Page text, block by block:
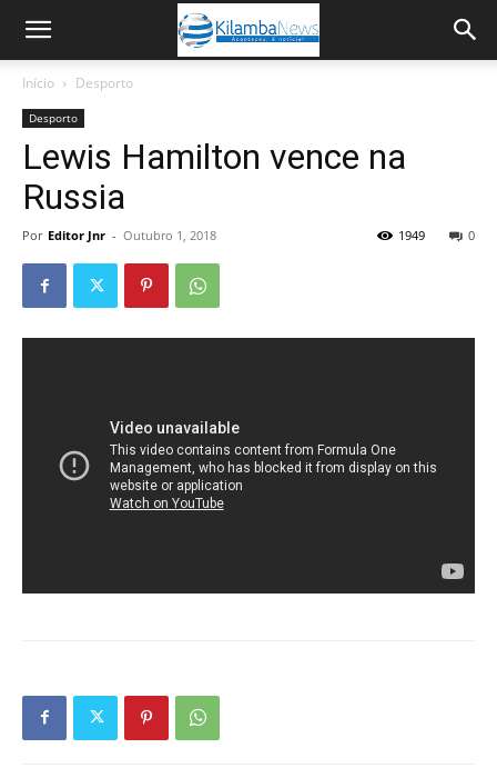
Início Desporto
Desporto
Lewis Hamilton vence na
Russia
Por Editor Jnr - Outubro 1, 2018 0
1949